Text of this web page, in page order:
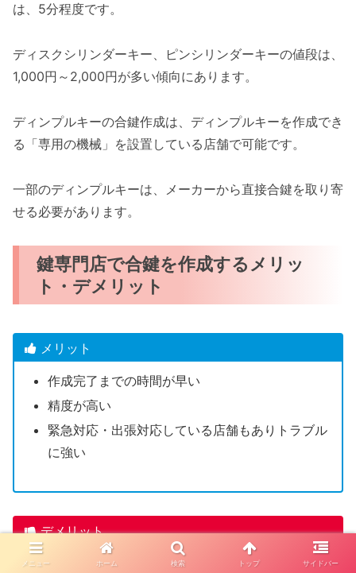
は、5分程度です。
ディスクシリンダーキー、ピンシリンダーキーの値段は、
1,000円～2,000円が多い傾向にあります。
ディンプルキーの合鍵作成は、ディンプルキーを作成でき
る「専用の機械」を設置している店舗で可能です。
一部のディンプルキーは、メーカーから直接合鍵を取り寄
せる必要があります。
鍵専門店で合鍵を作成するメリッ
ト・デメリット
メリット
作成完了までの時間が早い
精度が高い
緊急対応・出張対応している店舗もありトラブル
に強い
デメリット
一部のディンプルキーは店舗で合鍵作成できない
メニュー ホーム 検索 トップ サイドバー